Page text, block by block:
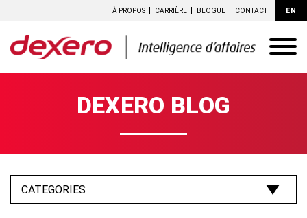
À PROPOS CARRIÈRE BLOGUE CONTACT EN
DEXERO BLOG